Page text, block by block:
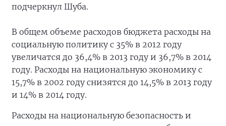
подчеркнул Шуба.
В общем объеме расходов бюджета расходы на
социальную политику с 35% в 2012 году
увеличатся до 36,4% в 2013 году и 36,7% в 2014
году. Расходы на национальную экономику с
15,7% в 2002 году снизятся до 14,5% в 2013 году
и 14% в 2014 году.
Расходы на национальную безопасность и